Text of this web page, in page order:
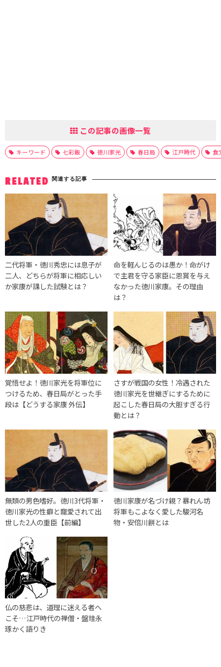
この記事の画像一覧
キーワード 七彩飯 徳川家光 春日局 江戸時代 食
RELATED 関連する記事
二代将軍・徳川秀忠には息子が
二人、どちらが将軍に相応しい
か家康が課した試験とは？
命を軽んじるのは愚か！命がけ
で主君を守る家臣に恩賞を与え
なかった徳川家康。その理由
は？
覚悟せよ！徳川家光を将軍位に
つけるため、春日局がとった手
段は【どうする家康 外伝】
さすが戦国の女性！冷遇された
徳川家光を世継ぎにするために
起こした春日局の大胆すぎる行
動とは？
無類の男色嗜好。徳川3代将軍・
徳川家光の性癖と寵愛されて出
世した2人の重臣【前編】
徳川家康が名づけ親？暴れん坊
将軍もこよなく愛した駿河名
物・安倍川餅とは
仏の慈悲は、道理に迷える者へ
こそ…江戸時代の禅僧・盤珪永
琢かく語りき